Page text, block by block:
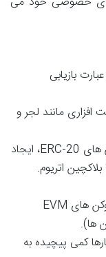
بازیابی
مانند لجر و
ابزارهای کاربردی برای مدیریت توکن های ERC-20، ایجاد
اتریوم.
تمرکز عمده بر اکوسیستم اتریوم و توکن های EVM
ها).
کمی پیچیده به